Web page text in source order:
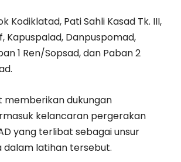
Kodiklatad, Pati Sahli Kasad Tk. III,
Kapuspalad, Danpuspomad,
1 Ren/Sopsad, dan Paban 2
memberikan dukungan
kelancaran pergerakan
yang terlibat sebagai unsur
dalam latihan tersebut.